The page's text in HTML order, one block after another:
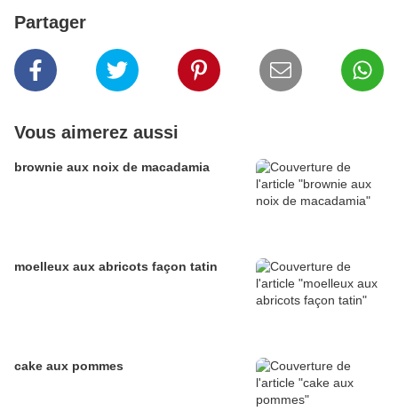
Partager
Vous aimerez aussi
brownie aux noix de macadamia
moelleux aux abricots façon tatin
cake aux pommes